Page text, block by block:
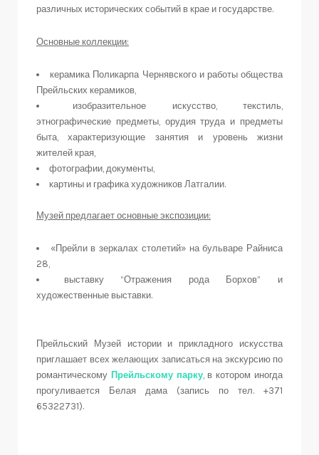
различных исторических событий в крае и государстве.
Основные коллекции:
керамика Поликарпа Чернявского и работы общества
Прейльских керамиков,
изобразительное искусство, текстиль,
этнографические предметы, орудия труда и предметы
быта, характеризующие занятия и уровень жизни
жителей края,
фотографии, документы,
картины и графика художников Латгалии.
Музей предлагает основные экспозиции:
«Прейли в зеркалах столетий» на бульваре Райниса
28,
выставку “Отражения рода Борхов” и
художественные выставки.
Прейльский Музей истории и прикладного искусства
приглашает всех желающих записаться на экскурсию по
романтическому Прейльскому парку, в котором иногда
прогуливается Белая дама (запись по тел. +371
65322731).